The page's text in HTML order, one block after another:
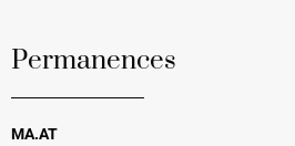
Permanences
MA.AT